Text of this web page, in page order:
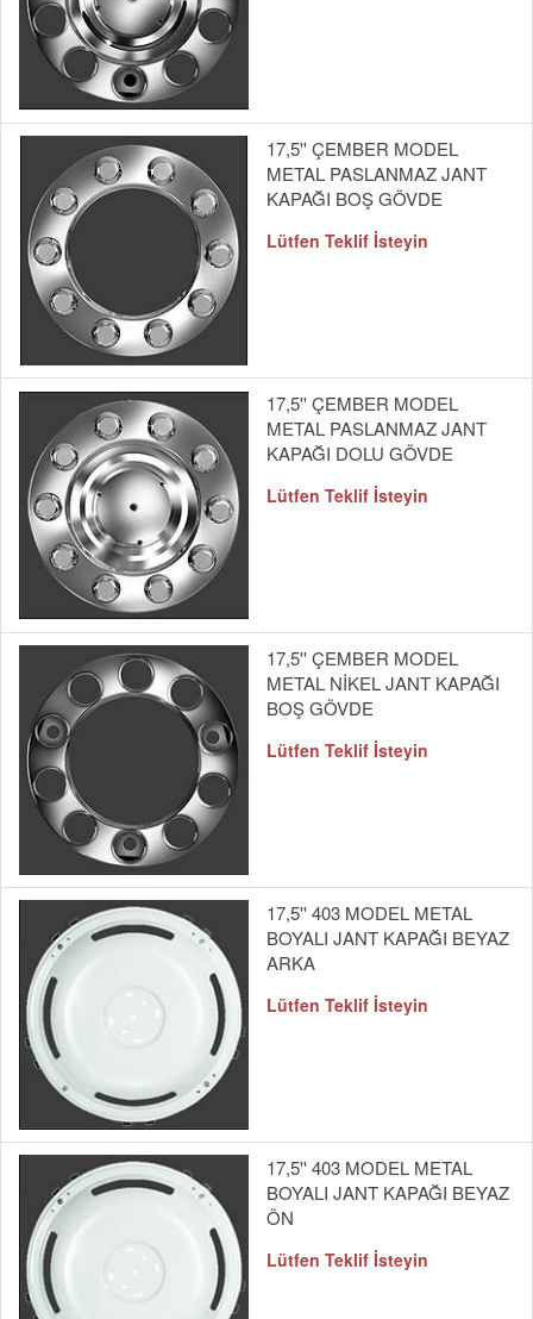
17,5'' ÇEMBER MODEL
METAL PASLANMAZ JANT
KAPAĞI BOŞ GÖVDE
Lütfen Teklif İsteyin
17,5'' ÇEMBER MODEL
METAL PASLANMAZ JANT
KAPAĞI DOLU GÖVDE
Lütfen Teklif İsteyin
17,5'' ÇEMBER MODEL
METAL NİKEL JANT KAPAĞI
BOŞ GÖVDE
Lütfen Teklif İsteyin
17,5'' 403 MODEL METAL
BOYALI JANT KAPAĞI BEYAZ
ARKA
Lütfen Teklif İsteyin
17,5'' 403 MODEL METAL
BOYALI JANT KAPAĞI BEYAZ
ÖN
Lütfen Teklif İsteyin